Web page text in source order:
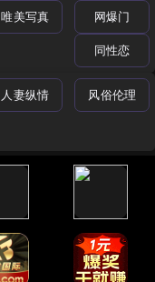
唯美写真 网爆门
同性恋
人妻纵情 风俗伦理